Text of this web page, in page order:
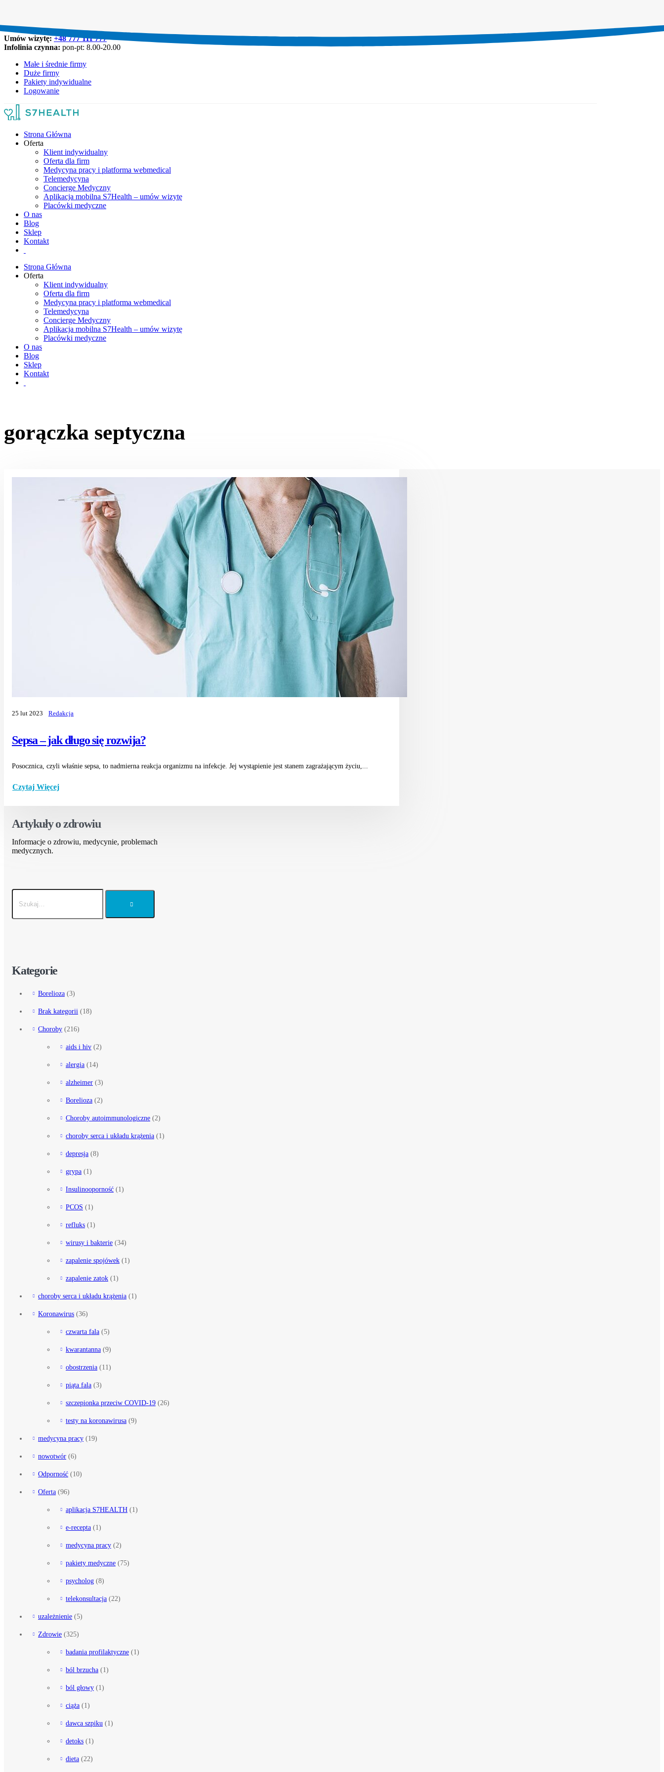
Umów wizytę:+48 777 111 777
Infolinia czynna: pon-pt: 8.00-20.00
Małe i średnie firmy
Duże firmy
Pakiety indywidualne
Logowanie
Strona Główna
Oferta
Klient indywidualny
Oferta dla firm
Medycyna pracy i platforma webmedical
Telemedycyna
Concierge Medyczny
Aplikacja mobilna S7Health – umów wizytę
Placówki medyczne
O nas
Blog
Sklep
Kontakt
Strona Główna
Oferta
Klient indywidualny
Oferta dla firm
Medycyna pracy i platforma webmedical
Telemedycyna
Concierge Medyczny
Aplikacja mobilna S7Health – umów wizytę
Placówki medyczne
O nas
Blog
Sklep
Kontakt
gorączka septyczna
Sepsa – jak długo się rozwija?
25 lut 2023 Redakcja
Posocznica, czyli właśnie sepsa, to nadmierna reakcja organizmu na infekcje. Jej wystąpienie jest stanem zagrażającym życiu,...
Czytaj Więcej
Artykuły o zdrowiu
Informacje o zdrowiu, medycynie, problemach
medycznych.
Kategorie
Borelioza (3)
Brak kategorii (18)
Choroby (216)
aids i hiv (2)
alergia (14)
alzheimer (3)
Borelioza (2)
Choroby autoimmunologiczne (2)
choroby serca i układu krążenia (1)
depresja (8)
grypa (1)
Insulinooporność (1)
PCOS (1)
refluks (1)
wirusy i bakterie (34)
zapalenie spojówek (1)
zapalenie zatok (1)
choroby serca i układu krążenia (1)
Koronawirus (36)
czwarta fala (5)
kwarantanna (9)
obostrzenia (11)
piąta fala (3)
szczepionka przeciw COVID-19 (26)
testy na koronawirusa (9)
medycyna pracy (19)
nowotwór (6)
Odporność (10)
Oferta (96)
aplikacja S7HEALTH (1)
e-recepta (1)
medycyna pracy (2)
pakiety medyczne (75)
psycholog (8)
telekonsultacja (22)
uzależnienie (5)
Zdrowie (325)
badania profilaktyczne (1)
ból brzucha (1)
ból głowy (1)
ciąża (1)
dawca szpiku (1)
detoks (1)
dieta (22)